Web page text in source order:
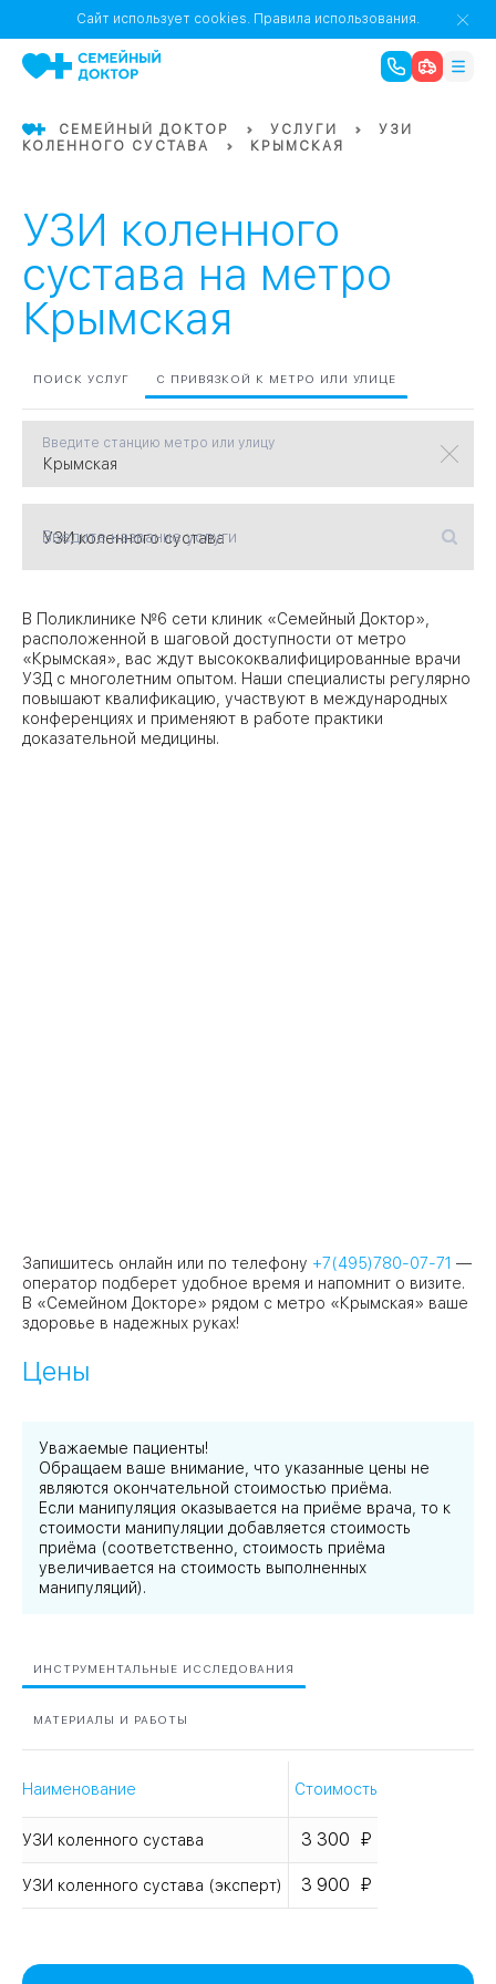
ЗАО
СЗАО 01
03
06
1 0
2
16
Бабушкинская
Теплый Стан Пражская
Академическая
Речной Вокзал
Академика
Сайт использует cookies. Правила использования.
СЕМЕЙНЫЙ ДОКТОР УСЛУГИ
УЗИ
КОЛЕННОГО СУСТАВА
КРЫМСКАЯ
УЗИ коленного
сустава на метро
Крымская
ПОИСК УСЛУГ С ПРИВЯЗКОЙ К МЕТРО ИЛИ УЛИЦЕ
Введите станцию метро или улицу
Введите название услуги
В Поликлинике №6 сети клиник «Семейный Доктор»,
расположенной в шаговой доступности от метро
«Крымская», вас ждут высококвалифицированные врачи
УЗД с многолетним опытом. Наши специалисты регулярно
повышают квалификацию, участвуют в международных
конференциях и применяют в работе практики
доказательной медицины.
Запишитесь онлайн или по телефону +7(495)780-07-71 —
оператор подберет удобное время и напомнит о визите.
В «Семейном Докторе» рядом с метро «Крымская» ваше
здоровье в надежных руках!
Цены
Уважаемые пациенты!
Обращаем ваше внимание, что указанные цены не
являются окончательной стоимостью приёма.
Если манипуляция оказывается на приёме врача, то к
стоимости манипуляции добавляется стоимость
приёма (соответственно, стоимость приёма
увеличивается на стоимость выполненных
манипуляций).
ИНСТРУМЕНТАЛЬНЫЕ ИССЛЕДОВАНИЯ
МАТЕРИАЛЫ И РАБОТЫ
Наименование Стоимость
УЗИ коленного сустава 3 300
УЗИ коленного сустава (эксперт) 3 900